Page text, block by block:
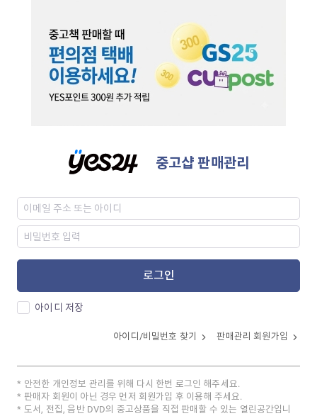
중고샵 판매관리
로그인
아이디 저장
아이디/비밀번호 찾기 판매관리 회원가입
안전한 개인정보 관리를 위해 다시 한번 로그인 해주세요.
판매자 회원이 아닌 경우 먼저 회원가입 후 이용해 주세요.
도서, 전집, 음반 DVD의 중고상품을 직접 판매할 수 있는 열린공간입니